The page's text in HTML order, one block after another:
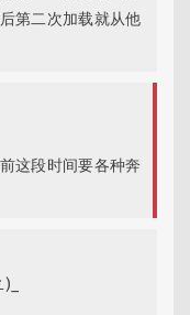
第二次加载就从他
这段时间要各种奔